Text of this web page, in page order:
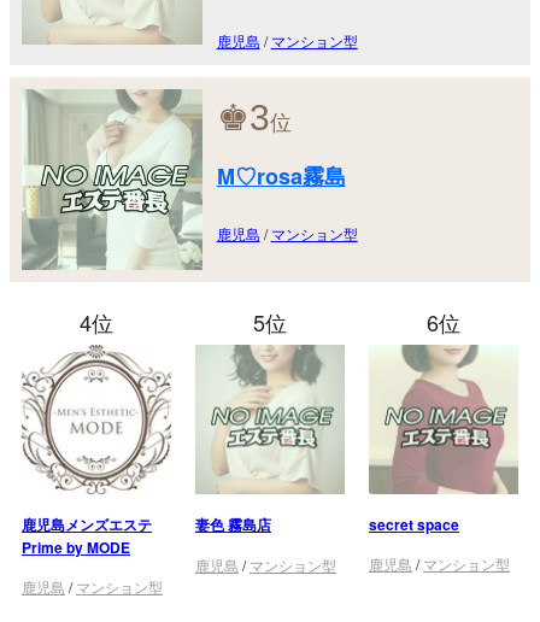
鹿児島 /マンション型
♚3位
M♡rosa霧島
鹿児島 /マンション型
4位
鹿児島メンズエステ
Prime by MODE
鹿児島 /マンション型
5位
妻色 霧島店
鹿児島 /マンション型
6位
secret space
鹿児島 /マンション型